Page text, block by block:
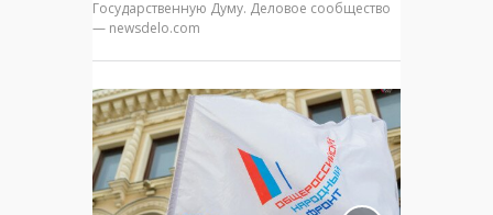
Государственную Думу. Деловое сообщество
— newsdelo.com